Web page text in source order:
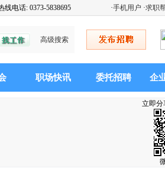
线电话: 0373-5838695 ·手机用户 ·求职
高级搜索
职场快讯 委托招聘 企
立即分